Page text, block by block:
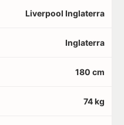
Liverpool Inglaterra
Inglaterra
180 cm
74 kg